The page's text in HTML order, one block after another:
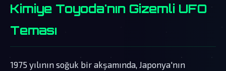
Kimiye Toyoda'nın Gizemli UFO
Teması
1975 yılının soğuk bir akşamında, Japonya'nın